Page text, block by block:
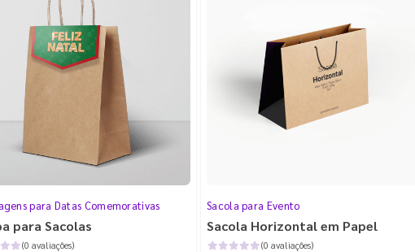
para Datas Comemorativas
para Sacolas
(0 avaliações)
Sacola para Evento
Sacola Horizontal em Papel
(0 avaliações)